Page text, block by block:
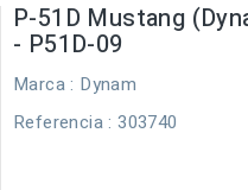
P-51D Mustang
- P51D-09
Marca : Dynam
Referencia : 303740